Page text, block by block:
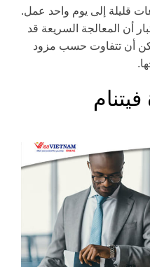
قليلة إلى يوم واحد عمل.
أن المعالجة السريعة قد
أن تتفاوت حسب مزود